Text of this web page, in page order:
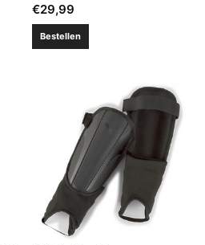
€29,99
Bestellen